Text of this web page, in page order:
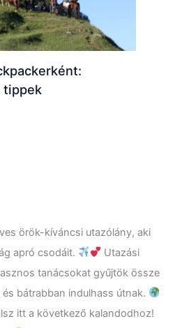
tippek
örök-kíváncsi utazólány, aki
apró csodáit.
Utazási
tanácsokat gyűjtök össze
bátrabban indulhass útnak.
itt a következő kalandodhoz!